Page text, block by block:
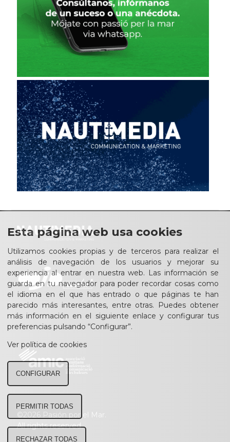
©2026 Pasión por el Mar.
All rights reserved.
Esta página web usa cookies
Utilizamos cookies propias y de terceros para realizar el
análisis de navegación de los usuarios y mejorar su
experiencia al entrar en nuestra web. Las información se
guarda en tu navegador para poder recordar cosas como
el idioma en el que has entrado o que páginas te han
parecido más interesantes, entre otras. Puedes obtener
más información en el siguiente enlace y configurar tus
preferencias pulsando “Configurar”.
Ver política de cookies
CONFIGURAR
PERMITIR TODAS
RECHAZAR TODAS